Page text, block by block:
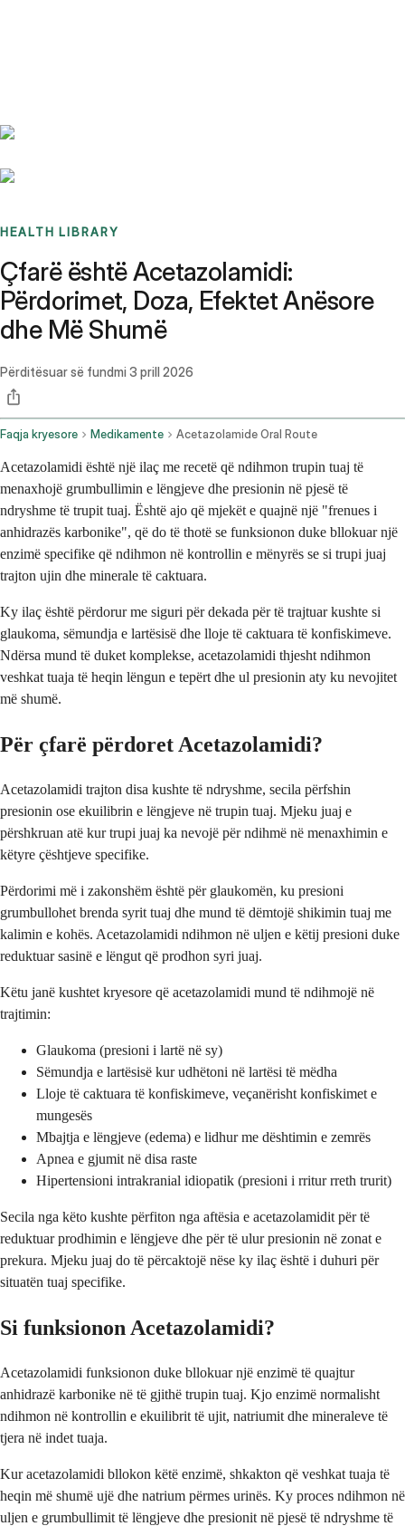
HEALTH LIBRARY
Çfarë është Acetazolamidi:
Përdorimet, Doza, Efektet Anësore
dhe Më Shumë
Përditësuar së fundmi 3 prill 2026
Faqja kryesore Medikamente Acetazolamide Oral Route
Acetazolamidi është një ilaç me recetë që ndihmon trupin tuaj të
menaxhojë grumbullimin e lëngjeve dhe presionin në pjesë të
ndryshme të trupit tuaj. Është ajo që mjekët e quajnë një "frenues i
anhidrazës karbonike", që do të thotë se funksionon duke bllokuar një
enzimë specifike që ndihmon në kontrollin e mënyrës se si trupi juaj
trajton ujin dhe minerale të caktuara.
Ky ilaç është përdorur me siguri për dekada për të trajtuar kushte si
glaukoma, sëmundja e lartësisë dhe lloje të caktuara të konfiskimeve.
Ndërsa mund të duket komplekse, acetazolamidi thjesht ndihmon
veshkat tuaja të heqin lëngun e tepërt dhe ul presionin aty ku nevojitet
më shumë.
Për çfarë përdoret Acetazolamidi?
Acetazolamidi trajton disa kushte të ndryshme, secila përfshin
presionin ose ekuilibrin e lëngjeve në trupin tuaj. Mjeku juaj e
përshkruan atë kur trupi juaj ka nevojë për ndihmë në menaxhimin e
këtyre çështjeve specifike.
Përdorimi më i zakonshëm është për glaukomën, ku presioni
grumbullohet brenda syrit tuaj dhe mund të dëmtojë shikimin tuaj me
kalimin e kohës. Acetazolamidi ndihmon në uljen e këtij presioni duke
reduktuar sasinë e lëngut që prodhon syri juaj.
Këtu janë kushtet kryesore që acetazolamidi mund të ndihmojë në
trajtimin:
Glaukoma (presioni i lartë në sy)
Sëmundja e lartësisë kur udhëtoni në lartësi të mëdha
Lloje të caktuara të konfiskimeve, veçanërisht konfiskimet e
mungesës
Mbajtja e lëngjeve (edema) e lidhur me dështimin e zemrës
Apnea e gjumit në disa raste
Hipertensioni intrakranial idiopatik (presioni i rritur rreth trurit)
Secila nga këto kushte përfiton nga aftësia e acetazolamidit për të
reduktuar prodhimin e lëngjeve dhe për të ulur presionin në zonat e
prekura. Mjeku juaj do të përcaktojë nëse ky ilaç është i duhuri për
situatën tuaj specifike.
Si funksionon Acetazolamidi?
Acetazolamidi funksionon duke bllokuar një enzimë të quajtur
anhidrazë karbonike në të gjithë trupin tuaj. Kjo enzimë normalisht
ndihmon në kontrollin e ekuilibrit të ujit, natriumit dhe mineraleve të
tjera në indet tuaja.
Kur acetazolamidi bllokon këtë enzimë, shkakton që veshkat tuaja të
heqin më shumë ujë dhe natrium përmes urinës. Ky proces ndihmon në
uljen e grumbullimit të lëngjeve dhe presionit në pjesë të ndryshme të